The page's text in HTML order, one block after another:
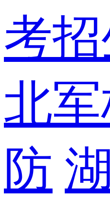
考招
北军
防